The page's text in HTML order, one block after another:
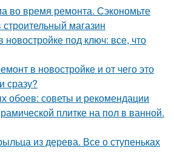
во время ремонта. Сэкономьте
магазин
новостройке под ключ: все, что
в новостройке и от чего это
сразу?
обоев: советы и рекомендации
плитке на пол в ванной.
из дерева. Все о ступеньках